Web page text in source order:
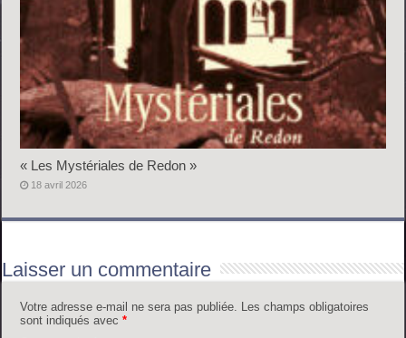
« Les Mystériales de Redon »
18 avril 2026
Laisser un commentaire
Votre adresse e-mail ne sera pas publiée. Les champs obligatoires
sont indiqués avec*